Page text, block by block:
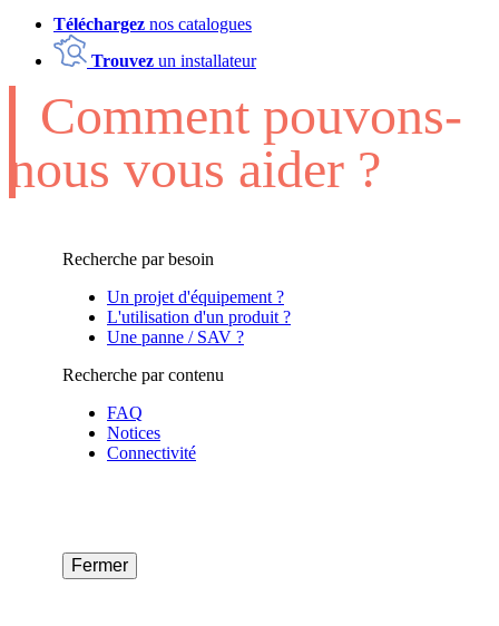
Téléchargez nos catalogues
Trouvez un installateur
Comment pouvons-
nous vous aider ?
Recherche par besoin
Un projet d'équipement ?
L'utilisation d'un produit ?
Une panne / SAV ?
Recherche par contenu
FAQ
Notices
Connectivité
Fermer